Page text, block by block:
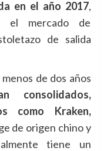
en el año 2017,
el mercado de
de salida
de dos años
consolidados,
como Kraken,
de origen chino y
tiene un